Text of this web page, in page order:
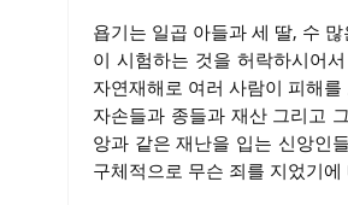
욥기는 일곱 아들과 세 딸, 수
이 시험하는 것을 허락하시어
자연재해로 여러 사람이 피해
자손들과 종들과 재산 그리고
앙과 같은 재난을 입는 신앙인
구체적으로 무슨 죄를 지었기